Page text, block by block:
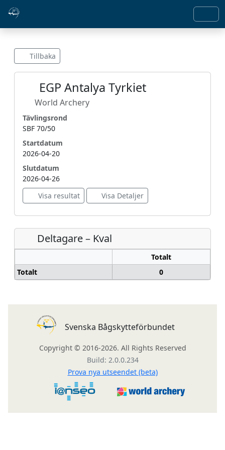
Tillbaka
EGP Antalya Tyrkiet
World Archery
Tävlingsrond
SBF 70/50
Startdatum
2026-04-20
Slutdatum
2026-04-26
Visa resultat
Visa Detaljer
Deltagare – Kval
Totalt
Totalt
0
Svenska Bågskytteförbundet
Copyright © 2016-2026. All Rights Reserved
Build: 2.0.0.234
Prova nya utseendet (beta)